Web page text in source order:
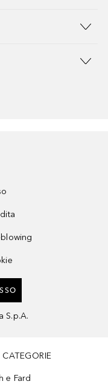
S.p.A.
e Fard